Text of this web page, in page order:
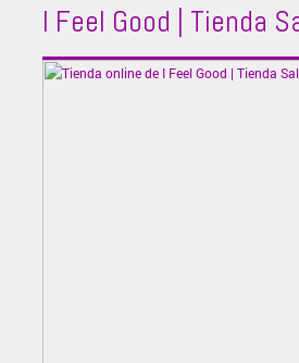
I Feel Good | Tienda